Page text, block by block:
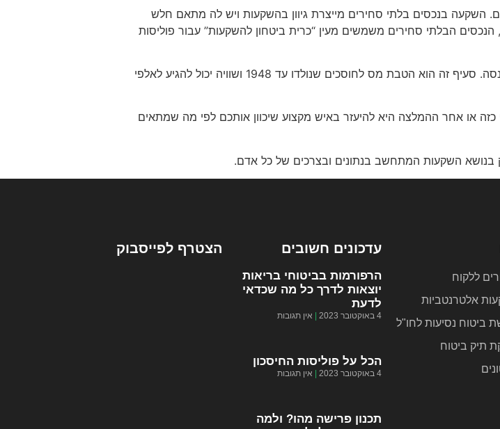
השקעה בנכסים בלתי סחירים מייצרת גיוון בהשקעות ויש לה מתאם חלש
הבלתי סחירים משמשים מעין “כרית ביטחון להשקעות” עבור פוליסות
יתרון נוסף לטובת פוליסות החיסכון – סעיף 125 ד לתקנות מס הכנסה. סעיף זה הוא הטבת מס לחוסכים שנולדו עד 1948 ושוויה יכול להגיע לאלפי
או אחר ההמלצה היא להיעזר באיש מקצוע שיכוון אותכם לפי מה שמתאים
בנושא השקעות המתחשב בנתונים ובצרכים של כל אדם.
ללקוח
אלטרנטביות
ביטוח נסיעות לחו"ל
תיק ביטוח
עדכונים חשובים
הרפורמות בביטוחי בריאות
יוצאות לדרך כל מה שכדאי
לדעת
4 באוקטובר 2023 אין תגובות
הכל על פוליסות החיסכון
4 באוקטובר 2023 אין תגובות
תכנון פרישה מהו? ולמה
הצטרף לפייסבוק